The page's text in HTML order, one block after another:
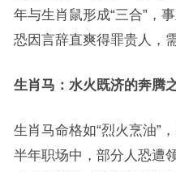
年与生肖鼠形成“三合”，
恐因言辞直爽得罪贵人，
生肖马：水火既济的奔腾
生肖马命格如“烈火烹油”
半年职场中，部分人恐遭